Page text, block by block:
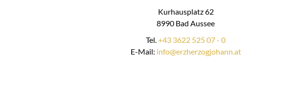
Kurhausplatz 62
8990 Bad Aussee
Tel.+43 3622 525 07 - 0
E-Mail: info@erzherzogjohann.at